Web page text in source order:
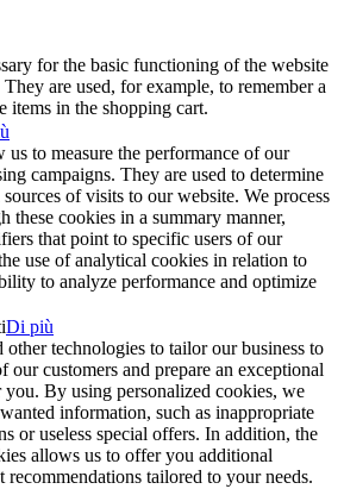
for the basic functioning of the website
are used, for example, to remember a
items in the shopping cart.
to measure the performance of our
campaigns. They are used to determine
of visits to our website. We process
these cookies in a summary manner,
that point to specific users of our
use of analytical cookies in relation to
to analyze performance and optimize
Di più
other technologies to tailor our business to
our customers and prepare an exceptional
By using personalized cookies, we
information, such as inappropriate
or useless special offers. In addition, the
allows us to offer you additional
recommendations tailored to your needs.